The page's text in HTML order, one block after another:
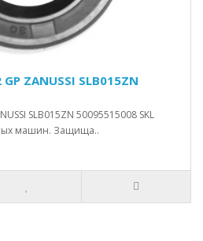
ZANUSSI SLB015ZN
SLB015ZN 50095515008 SKL
машин. Защища..